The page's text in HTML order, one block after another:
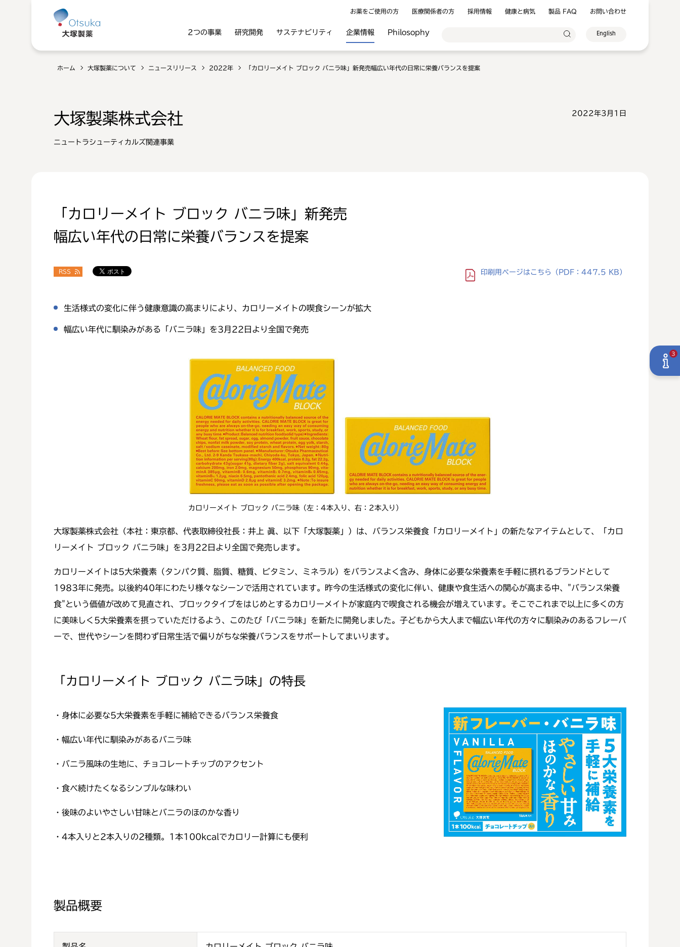
お薬をご使用の方 医療関係者の方 採用情報 健康と病気 製品 FAQ お問い合わせ
2つの事業 研究開発 サステナビリティ 企業情報 Philosophy English
ホーム 大塚製薬について ニュースリリース 2022年 「カロリーメイト ブロック バニラ味」新発売幅広い年代の日常に栄養バランスを提案
大塚製薬株式会社
ニュートラシューティカルズ関連事業
2022年3月1日
「カロリーメイト ブロック バニラ味」新発売
幅広い年代の日常に栄養バランスを提案
RSS 印刷用ページはこちら （PDF：447.5 KB）
生活様式の変化に伴う健康意識の高まりにより、カロリーメイトの喫食シーンが拡大
幅広い年代に馴染みがある「バニラ味」を3月22日より全国で発売
カロリーメイト ブロック バニラ味（左：4本入り、右：2本入り）
大塚製薬株式会社（本社：東京都、代表取締役社長：井上 眞、以下「大塚製薬」）は、バランス栄養食「カロリーメイト」の新たなアイテムとして、「カロ
リーメイト ブロック バニラ味」を3月22日より全国で発売します。
カロリーメイトは5大栄養素（タンパク質、脂質、糖質、ビタミン、ミネラル）をバランスよく含み、身体に必要な栄養素を手軽に摂れるブランドとして
1983年に発売。以後約40年にわたり様々なシーンで活用されています。昨今の生活様式の変化に伴い、健康や食生活への関心が高まる中、"バランス栄養
食"という価値が改めて見直され、ブロックタイプをはじめとするカロリーメイトが家庭内で喫食される機会が増えています。そこでこれまで以上に多くの方
に美味しく5大栄養素を摂っていただけるよう、このたび「バニラ味」を新たに開発しました。子どもから大人まで幅広い年代の方々に馴染みのあるフレーバ
ーで、世代やシーンを問わず日常生活で偏りがちな栄養バランスをサポートしてまいります。
「カロリーメイト ブロック バニラ味」の特長
・身体に必要な5大栄養素を手軽に補給できるバランス栄養食
・幅広い年代に馴染みがあるバニラ味
・バニラ風味の生地に、チョコレートチップのアクセント
・食べ続けたくなるシンプルな味わい
・後味のよいやさしい甘味とバニラのほのかな香り
・4本入りと2本入りの2種類。1本100kcalでカロリー計算にも便利
製品概要
3